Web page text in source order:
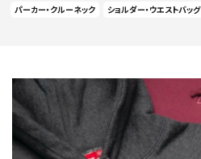
パーカー・クルーネック
ショルダー・ウエストバッグ